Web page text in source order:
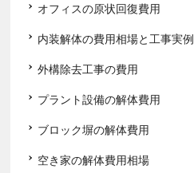
オフィスの原状回復費用
内装解体の費用相場と工事実例
外構除去工事の費用
プラント設備の解体費用
ブロック塀の解体費用
空き家の解体費用相場